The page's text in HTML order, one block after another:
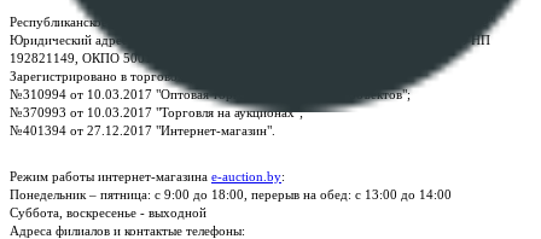
Республиканское унитарное предприятие по оказанию услуг "БелЮрОбеспечение"
Юридический адрес: г. Минск, пр-т. Дзержинского, 1Б, e-mail:
, УНП
192821149, ОКПО 500111895000
Зарегистрировано в торговом реестре Республики Беларусь:
№310994 от 10.03.2017 "Оптовая торговля без торговых объектов";
№370993 от 10.03.2017 "Торговля на аукционах";
№401394 от 27.12.2017 "Интернет-магазин".
Режим работы интернет-магазина e-auction.by:
Понедельник – пятница: с 9:00 до 18:00, перерыв на обед: с 13:00 до 14:00
Суббота, воскресенье - выходной
Адреса филиалов и контактые телефоны: